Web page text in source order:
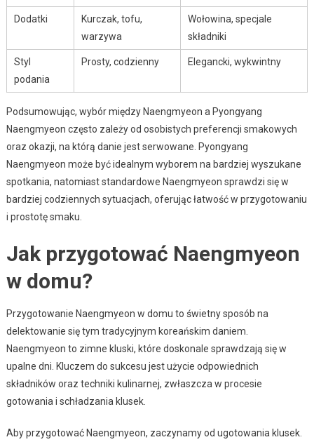
Dodatki
Kurczak, tofu,
warzywa
Wołowina, specjale
składniki
Styl
podania
Prosty, codzienny Elegancki, wykwintny
Podsumowując, wybór między Naengmyeon a Pyongyang
Naengmyeon często zależy od osobistych preferencji smakowych
oraz okazji, na którą danie jest serwowane. Pyongyang
Naengmyeon może być idealnym wyborem na bardziej wyszukane
spotkania, natomiast standardowe Naengmyeon sprawdzi się w
bardziej codziennych sytuacjach, oferując łatwość w przygotowaniu
i prostotę smaku.
Jak przygotować Naengmyeon
w domu?
Przygotowanie Naengmyeon w domu to świetny sposób na
delektowanie się tym tradycyjnym koreańskim daniem.
Naengmyeon to zimne kluski, które doskonale sprawdzają się w
upalne dni. Kluczem do sukcesu jest użycie odpowiednich
składników oraz techniki kulinarnej, zwłaszcza w procesie
gotowania i schładzania klusek.
Aby przygotować Naengmyeon, zaczynamy od ugotowania klusek.